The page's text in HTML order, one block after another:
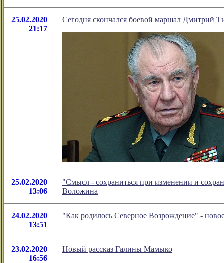
25.02.2020
21:17
Сегодня скончался боевой маршал Дмитрий
25.02.2020
13:06
"Смысл - сохраниться при изменении и
Воложина
24.02.2020
13:51
"Как родилось Северное Возрождение" -
23.02.2020
16:56
Новый рассказ Галины Мамыко